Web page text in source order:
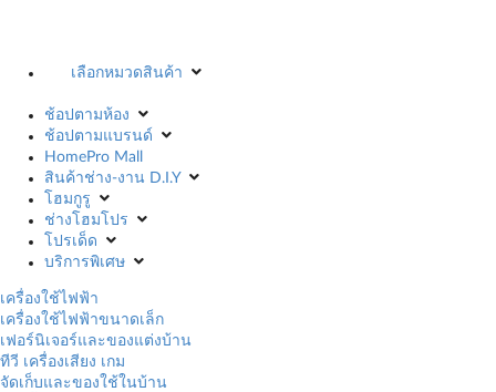
เลือกหมวดสินค้า
ช้อปตามห้อง
ช้อปตามแบรนด์
HomePro Mall
สินค้าช่าง-งาน D.I.Y
โฮมกูรู
ช่างโฮมโปร
โปรเด็ด
บริการพิเศษ
เครื่องใช้ไฟฟ้า
เครื่องใช้ไฟฟ้าขนาดเล็ก
เฟอร์นิเจอร์และของแต่งบ้าน
ทีวี เครื่องเสียง เกม
จัดเก็บและของใช้ในบ้าน